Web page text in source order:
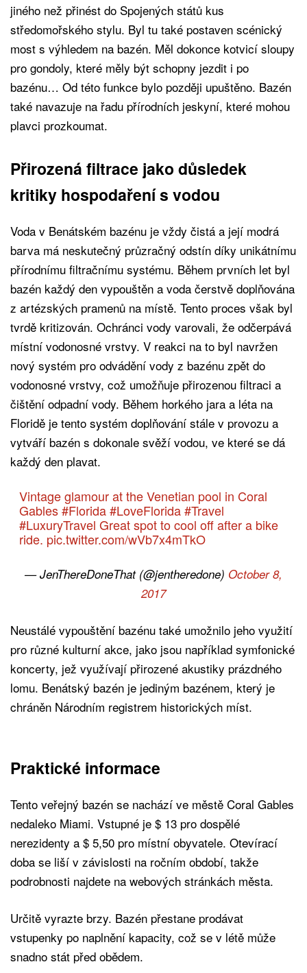
jiného než přinést do Spojených států kus
středomořského stylu. Byl tu také postaven scénický
most s výhledem na bazén. Měl dokonce kotvicí sloupy
pro gondoly, které měly být schopny jezdit i po
bazénu… Od této funkce bylo později upuštěno. Bazén
také navazuje na řadu přírodních jeskyní, které mohou
plavci prozkoumat.
Přirozená filtrace jako důsledek
kritiky hospodaření s vodou
Voda v Benátském bazénu je vždy čistá a její modrá
barva má neskutečný průzračný odstín díky unikátnímu
přírodnímu filtračnímu systému. Během prvních let byl
bazén každý den vypouštěn a voda čerstvě doplňována
z artézských pramenů na místě. Tento proces však byl
tvrdě kritizován. Ochránci vody varovali, že odčerpává
místní vodonosné vrstvy. V reakci na to byl navržen
nový systém pro odvádění vody z bazénu zpět do
vodonosné vrstvy, což umožňuje přirozenou filtraci a
čištění odpadní vody. Během horkého jara a léta na
Floridě je tento systém doplňování stále v provozu a
vytváří bazén s dokonale svěží vodou, ve které se dá
každý den plavat.
Vintage glamour at the Venetian pool in Coral
Gables#Florida #LoveFlorida #Travel
#LuxuryTravel Great spot to cool off after a bike
ride. pic.twitter.com/wVb7x4mTkO
— JenThereDoneThat (@jentheredone) October 8,
2017
Neustálé vypouštění bazénu také umožnilo jeho využití
pro různé kulturní akce, jako jsou například symfonické
koncerty, jež využívají přirozené akustiky prázdného
lomu. Benátský bazén je jediným bazénem, ​​který je
chráněn Národním registrem historických míst.
Praktické informace
Tento veřejný bazén se nachází ve městě Coral Gables
nedaleko Miami. Vstupné je $ 13 pro dospělé
nerezidenty a $ 5,50 pro místní obyvatele. Otevírací
doba se liší v závislosti na ročním období, takže
podrobnosti najdete na webových stránkách města.
Určitě vyrazte brzy. Bazén přestane prodávat
vstupenky po naplnění kapacity, což se v létě může
snadno stát před obědem.